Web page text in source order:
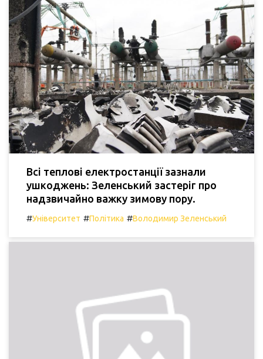
Всі теплові електростанції зазнали
ушкоджень: Зеленський застеріг про
надзвичайно важку зимову пору.
#Університет #Політика #Володимир Зеленський